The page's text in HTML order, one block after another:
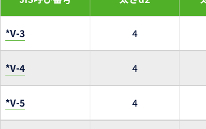
*V-3 4
*V-4 4
*V-5 4